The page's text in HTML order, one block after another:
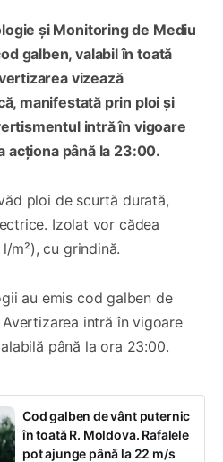
și Monitoring de Mediu
galben, valabil în toată
vizează
manifestată prin ploi și
intră în vigoare
acționa până la 23:00.
ploi de scurtă durată,
Izolat vor cădea
m²), cu grindină.
au emis cod galben de
intră în vigoare
până la ora 23:00.
Cod galben de vânt puternic
în toată R. Moldova. Rafalele
pot ajunge până la 22 m/s